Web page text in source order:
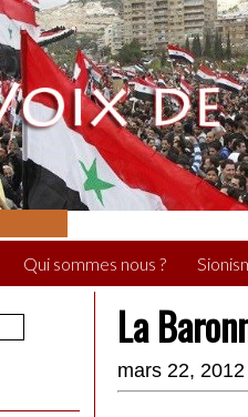
Qui sommes nous ?
La
mars 22, 2012